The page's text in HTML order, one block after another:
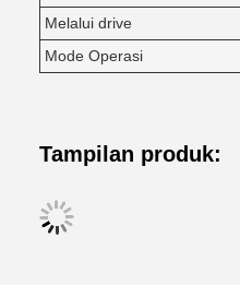
Melalui drive
Mode Operasi
Tampilan produk: